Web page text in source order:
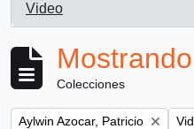
Video
, 1 resultados
Colecciones
Remove filter:
Aylwin Azocar, Patricio